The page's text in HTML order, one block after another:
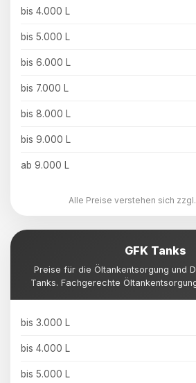
bis 4.000 L
bis 5.000 L
bis 6.000 L
bis 7.000 L
bis 8.000 L
bis 9.000 L
ab 9.000 L
Alle Preise verstehen sich zzgl.
GFK Tanks
Preise für die Öltankentsorgung und
Tanks. Fachgerechte
bis 3.000 L
bis 4.000 L
bis 5.000 L